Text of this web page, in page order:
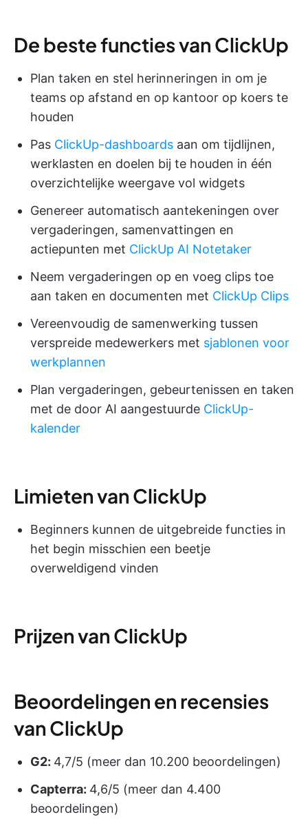
De beste functies van ClickUp
Plan taken en stel herinneringen in om je
teams op afstand en op kantoor op koers te
houden
Pas ClickUp-dashboards aan om tijdlijnen,
werklasten en doelen bij te houden in één
overzichtelijke weergave vol widgets
Genereer automatisch aantekeningen over
vergaderingen, samenvattingen en
actiepunten met ClickUp AI Notetaker
Neem vergaderingen op en voeg clips toe
aan taken en documenten met ClickUp Clips
Vereenvoudig de samenwerking tussen
verspreide medewerkers met sjablonen voor
werkplannen
Plan vergaderingen, gebeurtenissen en taken
met de door AI aangestuurde ClickUp-
kalender
Limieten van ClickUp
Beginners kunnen de uitgebreide functies in
het begin misschien een beetje
overweldigend vinden
Prijzen van ClickUp
Beoordelingen en recensies
van ClickUp
G2: 4,7/5 (meer dan 10.200 beoordelingen)
Capterra: 4,6/5 (meer dan 4.400
beoordelingen)